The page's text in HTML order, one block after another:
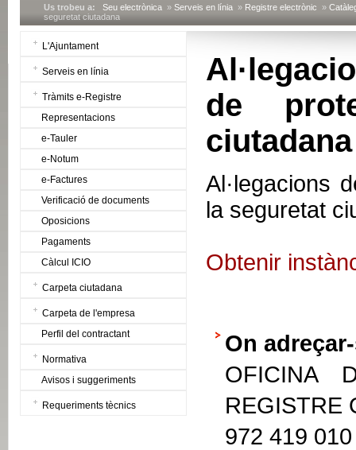
Us trobeu a: Seu electrònica » Serveis en línia » Registre electrònic »
seguretat ciutadana
L'Ajuntament
Serveis en línia
Tràmits e-Registre
Representacions
e-Tauler
e-Notum
e-Factures
Verificació de documents
Oposicions
Pagaments
Càlcul ICIO
Carpeta ciutadana
Carpeta de l'empresa
Perfil del contractant
Normativa
Avisos i suggeriments
Requeriments tècnics
de
ciutadana
Al·legacions
la seguretat
Obtenir
On
OFICINA
REGISTRE
972 419 010